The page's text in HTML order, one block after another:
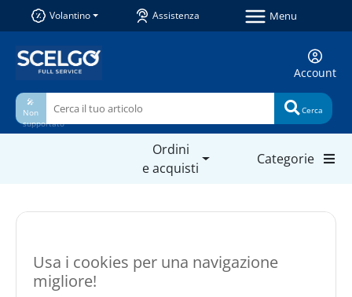
Usa i cookies per una navigazione
migliore!
Volantino Assistenza Menu
Account
🎤
Non
supportato
Cerca
Ordini
e acquisti
Categorie